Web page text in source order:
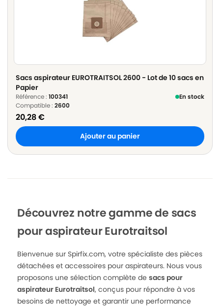
Sacs aspirateur EUROTRAITSOL 2600 - Lot de 10 sacs en
Papier
Référence : 100341
En stock
Compatible : 2600
20,28€
Ajouter au panier
Découvrez notre gamme de sacs
pour aspirateur Eurotraitsol
Bienvenue sur Spirfix.com, votre spécialiste des pièces
détachées et accessoires pour aspirateurs. Nous vous
proposons une sélection complète de sacs pour
aspirateur Eurotraitsol, conçus pour répondre à vos
besoins de nettoyage et garantir une performance